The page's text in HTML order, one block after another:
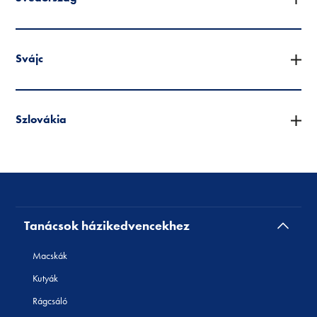
Svájc
Szlovákia
Tanácsok házikedvencekhez
Macskák
Kutyák
Rágcsáló